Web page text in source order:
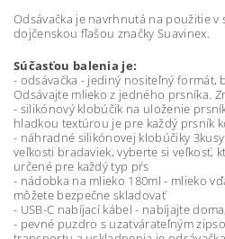
Odsávačka je navrhnutá na použitie v
dojčenskou fľašou značky Suavinex.
Súčasťou balenia je:
- odsávačka - jediný nositeľný formát,
Odsávajte mlieko z jedného prsníka.
- silikónový klobúčik na uloženie
hladkou textúrou je pre každý prsník
- náhradné silikónovej klobúčiky
veľkosti bradaviek, vyberte si veľkosť,
určené pre každý typ pŕs
- nádobka na mlieko 180ml - mlieko
môžete bezpečne skladovať
- USB-C nabíjací kábel - nabíjajte
- pevné puzdro s uzatvárateľným